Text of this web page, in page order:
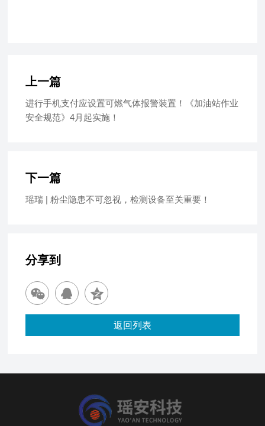
上一篇
进行手机支付应设置可燃气体报警装置！《加油站作业
安全规范》4月起实施！
下一篇
瑶瑞 | 粉尘隐患不可忽视，检测设备至关重要！
分享到
返回列表